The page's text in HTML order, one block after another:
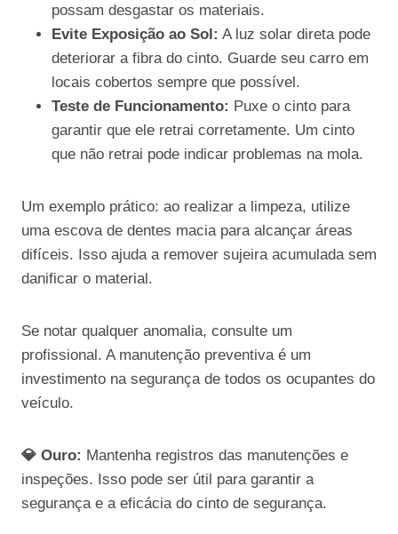
possam desgastar os materiais.
Evite Exposição ao Sol: A luz solar direta pode
deteriorar a fibra do cinto. Guarde seu carro em
locais cobertos sempre que possível.
Teste de Funcionamento: Puxe o cinto para
garantir que ele retrai corretamente. Um cinto
que não retrai pode indicar problemas na mola.
Um exemplo prático: ao realizar a limpeza, utilize
uma escova de dentes macia para alcançar áreas
difíceis. Isso ajuda a remover sujeira acumulada sem
danificar o material.
Se notar qualquer anomalia, consulte um
profissional. A manutenção preventiva é um
investimento na segurança de todos os ocupantes do
veículo.
💎 Ouro: Mantenha registros das manutenções e
inspeções. Isso pode ser útil para garantir a
segurança e a eficácia do cinto de segurança.